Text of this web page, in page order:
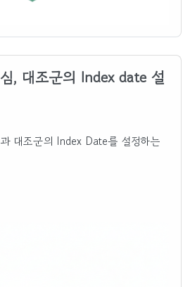
, 대조군의 Index date 설
대조군의 Index Date를 설정하는